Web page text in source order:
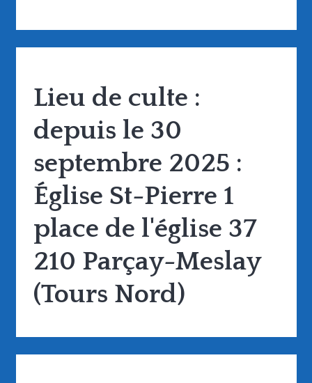
Lieu de culte :
depuis le 30
septembre 2025 :
Église St-Pierre 1
place de l'église 37
210 Parçay-Meslay
(Tours Nord)